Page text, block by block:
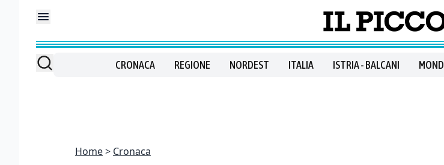
CRONACA REGIONE NORDEST ITALIA ISTRIA - BALCANI
Home Cronaca